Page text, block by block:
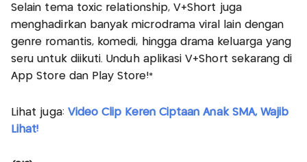
Selain tema toxic relationship, V+Short juga
menghadirkan banyak microdrama viral lain dengan
genre romantis, komedi, hingga drama keluarga yang
seru untuk diikuti. Unduh aplikasi V+Short sekarang di
App Store dan Play Store!*
Lihat juga: Video Clip Keren Ciptaan Anak SMA, Wajib
Lihat!